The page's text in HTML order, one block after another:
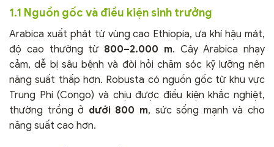
1.1 Nguồn gốc và điều kiện sinh trưởng
Arabica xuất phát từ vùng cao Ethiopia, ưa khí hậu mát,
độ cao thường từ 800–2.000 m. Cây Arabica nhạy
cảm, dễ bị sâu bệnh và đòi hỏi chăm sóc kỹ lưỡng nên
năng suất thấp hơn. Robusta có nguồn gốc từ khu vực
Trung Phi (Congo) và chịu được điều kiện khắc nghiệt,
thường trồng ở dưới 800 m, sức sống mạnh và cho
năng suất cao hơn.